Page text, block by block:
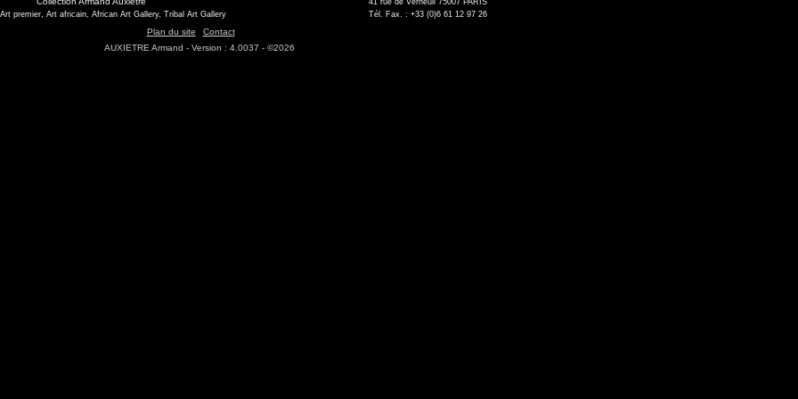
premier, Art africain, African Art Gallery, Tribal Art Gallery
41 rue de Verneuil 75007 PARIS
Tél. Fax. : +33 (0)6 61 12 97 26
Plan du site
Contact
AUXIETRE Armand - Version : 4.0037 - ©2026